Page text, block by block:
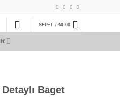
SEPET /₺0.00
Baget